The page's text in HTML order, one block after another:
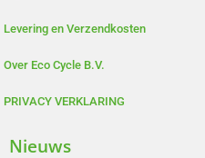
Levering en Verzendkosten
Over Eco Cycle B.V.
PRIVACY VERKLARING
Nieuws